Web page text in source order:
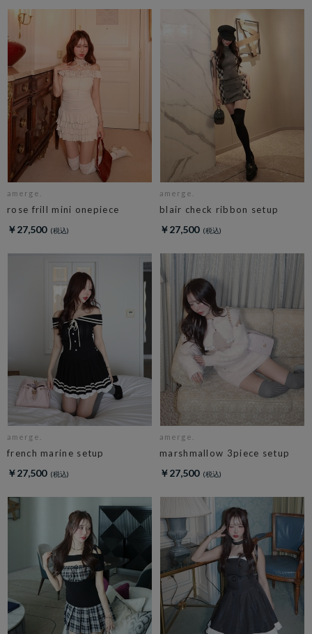
amerge.
rose frill mini onepiece
￥27,500
amerge.
blair check ribbon setup
￥27,500
amerge.
french marine setup
￥27,500
amerge.
marshmallow 3piece setup
￥27,500